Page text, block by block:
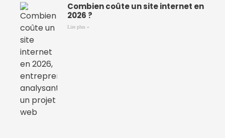
Combien coûte un site internet en
2026 ?
Lire plus »